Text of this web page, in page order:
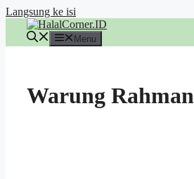
Langsung ke isi
Menu
Warung Rahman